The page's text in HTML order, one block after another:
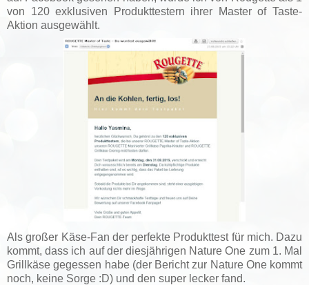
von 120 exklusiven Produkttestern ihrer Master of Taste-
Aktion ausgewählt.
Als großer Käse-Fan der perfekte Produkttest für mich. Dazu
kommt, dass ich auf der diesjährigen Nature One zum 1. Mal
Grillkäse gegessen habe (der Bericht zur Nature One kommt
noch, keine Sorge :D) und den super lecker fand.